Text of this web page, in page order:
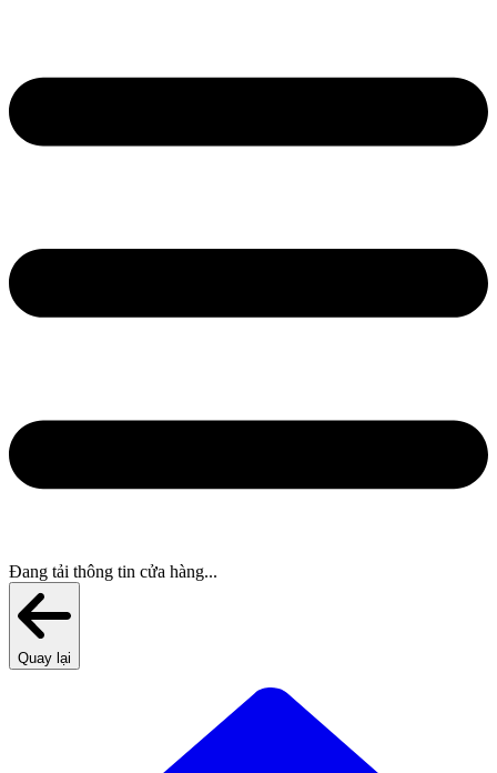
Đang tải thông tin cửa hàng...
Quay lại